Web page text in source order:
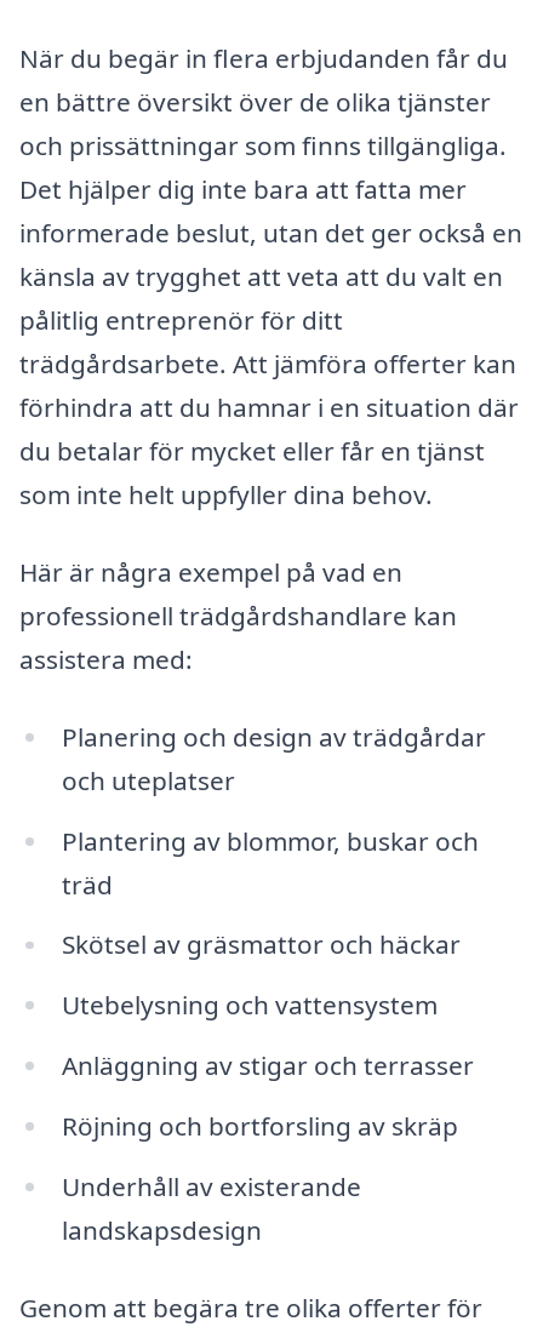
När du begär in flera erbjudanden får du
en bättre översikt över de olika tjänster
och prissättningar som finns tillgängliga.
Det hjälper dig inte bara att fatta mer
informerade beslut, utan det ger också en
känsla av trygghet att veta att du valt en
pålitlig entreprenör för ditt
trädgårdsarbete. Att jämföra offerter kan
förhindra att du hamnar i en situation där
du betalar för mycket eller får en tjänst
som inte helt uppfyller dina behov.
Här är några exempel på vad en
professionell trädgårdshandlare kan
assistera med:
Planering och design av trädgårdar
och uteplatser
Plantering av blommor, buskar och
träd
Skötsel av gräsmattor och häckar
Utebelysning och vattensystem
Anläggning av stigar och terrasser
Röjning och bortforsling av skräp
Underhåll av existerande
landskapsdesign
Genom att begära tre olika offerter för